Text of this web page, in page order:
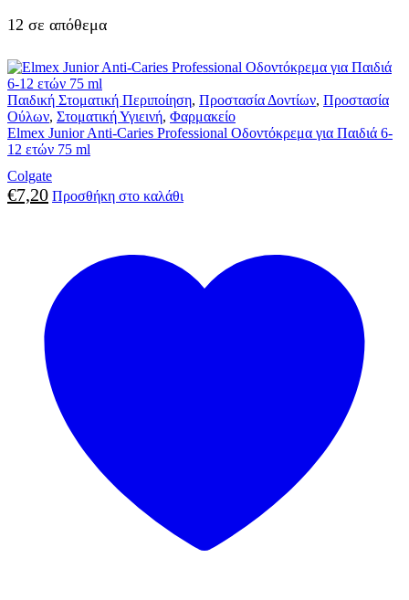
12 σε απόθεμα
Παιδική Στοματική Περιποίηση, Προστασία Δοντίων, Προστασία
Ούλων, Στοματική Υγιεινή, Φαρμακείο
Elmex Junior Anti-Caries Professional Οδοντόκρεμα για Παιδιά 6-
12 ετών 75 ml
Colgate
€7,20 Προσθήκη στο καλάθι